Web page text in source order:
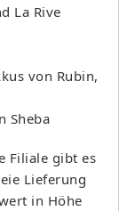
La Rive
von Rubin,
Sheba
Filiale gibt es
Lieferung
in Höhe